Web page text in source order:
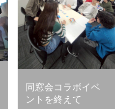
同窓会コラボイベ
ントを終えて